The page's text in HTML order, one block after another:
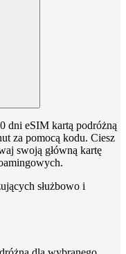
dni eSIM kartą podróżną
za pomocą kodu. Ciesz
swoją główną kartę
służbowo i